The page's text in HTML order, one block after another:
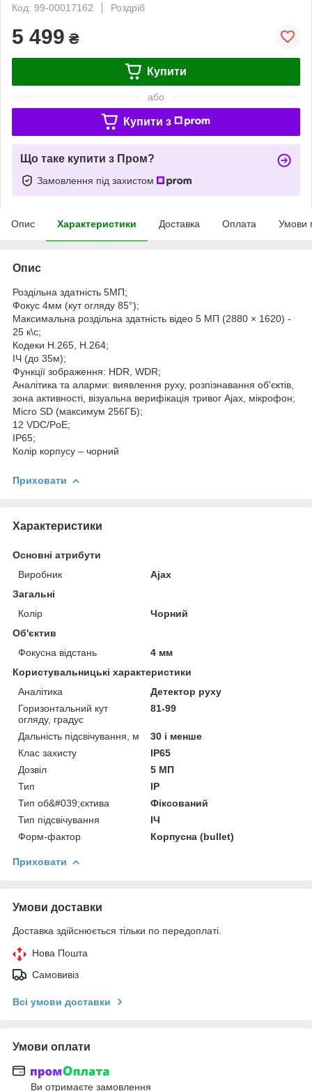
Код: 99-00017162
Роздріб
5 499 ₴
Купити
або
Купити з
Що таке купити з Пром?
Замовлення під захистом
Опис Характеристики Доставка Оплата Умови
Опис
Роздільна здатність 5МП;
Фокус 4мм (кут огляду 85°);
Максимальна роздільна здатність відео 5 МП (2880 × 1620) -
25 к\с;
Кодеки H.265, H.264;
ІЧ (до 35м);
Функції зображення: HDR, WDR;
Аналітика та аларми: виявлення руху, розпізнавання об'єктів,
зона активності, візуальна верифікація тривог Ajax, мікрофон;
Micro SD (максимум 256ГБ);
12 VDC/PoE;
IP65;
Колір корпусу – чорний
Приховати
Характеристики
Основні атрибути
Виробник
Ajax
Загальні
Колір
Чорний
Об'єктив
Фокусна відстань
4 мм
Користувальницькі характеристики
Аналітика
Детектор руху
Горизонтальний кут
огляду, градус
81-99
Дальність підсвічування, м
30 і менше
Клас захисту
IP65
Дозвіл
5 МП
Тип
IP
Тип об&#039;єктива
Фіксований
Тип підсвічування
ІЧ
Форм-фактор
Корпусна (bullet)
Приховати
Умови доставки
Доставка здійснюється тільки по передоплаті.
Нова Пошта
Самовивіз
Всі умови доставки
Умови оплати
Ви отримаєте замовлення